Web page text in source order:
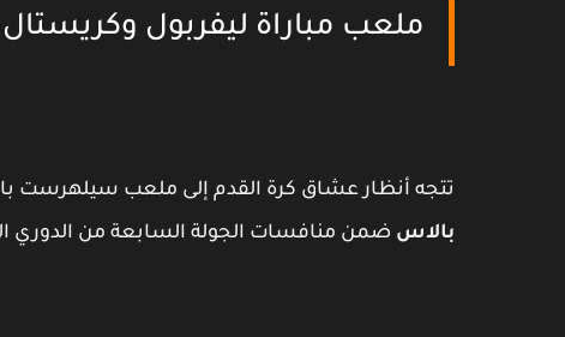
ملعب مباراة ليفربول
تتجه أنظار عشاق كرة القدم إلى ملعب سيلهرست
بالاس ضمن منافسات الجولة السابعة من الدوري